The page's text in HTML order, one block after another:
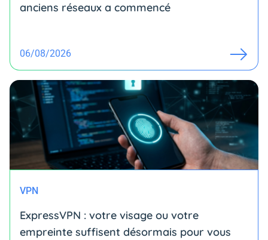
anciens réseaux a commencé
06/08/2026
VPN
ExpressVPN : votre visage ou votre
empreinte suffisent désormais pour vous